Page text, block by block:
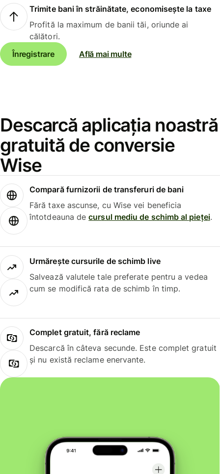
Trimite bani în străinătate, economisește la taxe
Profită la maximum de banii tăi, oriunde ai
călători.
Înregistrare
Află mai multe
Descarcă aplicația noastră
gratuită de conversie
Wise
Compară furnizorii de transferuri de bani
Fără taxe ascunse, cu Wise vei beneficia
întotdeauna decursul mediu de schimb al pieței.
Urmărește cursurile de schimb live
Salvează valutele tale preferate pentru a vedea
cum se modifică rata de schimb în timp.
Complet gratuit, fără reclame
Descarcă în câteva secunde. Este complet gratuit
și nu există reclame enervante.